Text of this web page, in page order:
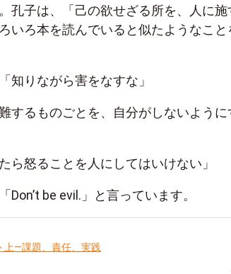
孔子は、「己の欲せざる所を、人に施
いろ本を読んでいると似たようなこと
知りながら害をなすな」
するものごとを、自分がしないように
ら怒ることを人にしてはいけない」
be evil.」と言っています。
上―課題、責任、実践